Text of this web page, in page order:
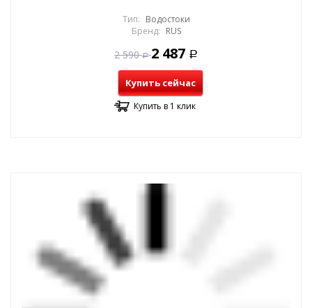
Тип: Водостоки
Бренд: RUS
2 590 Р 2 487 Р
Купить сейчас
Купить в 1 клик